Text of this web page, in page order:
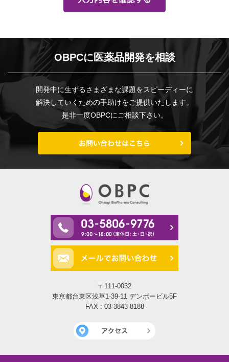
OBPCに医薬品開発を相談
開発中に生ずるさまざまな課題をスピーディーに
解決していくための手助けをご提供いたします。
是非一度OBPCにご相談下さい。
〒111-0032
東京都台東区浅草1-39-11 デンボービル5F
FAX : 03-3843-8188